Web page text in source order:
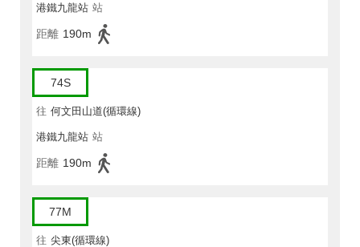
港鐵九龍站 站
距離 190m
74S
往 何文田山道(循環線)
港鐵九龍站 站
距離 190m
77M
往 尖東(循環線)